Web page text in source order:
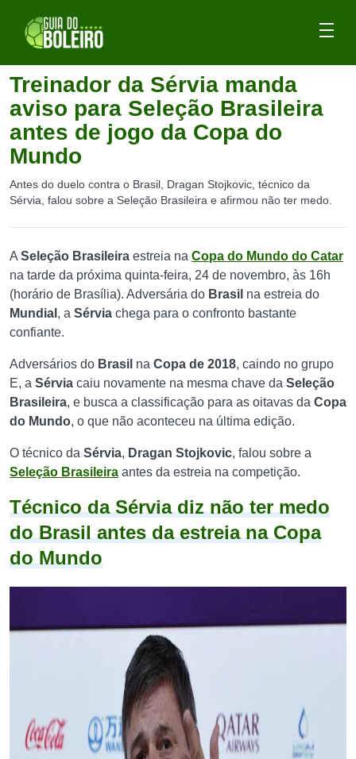
Treinador da Sérvia manda
aviso para Seleção Brasileira
antes de jogo da Copa do
Mundo
Antes do duelo contra o Brasil, Dragan Stojkovic, técnico da
Sérvia, falou sobre a Seleção Brasileira e afirmou não ter medo.
A Seleção Brasileira estreia na Copa do Mundo do Catar
na tarde da próxima quinta-feira, 24 de novembro, às 16h
(horário de Brasília). Adversária do Brasil na estreia do
Mundial , a Sérvia chega para o confronto bastante
confiante.
Adversários do Brasil na Copa de 2018, caindo no grupo
E, a Sérvia caiu novamente na mesma chave da Seleção
Brasileira, e busca a classificação para as oitavas da Copa
do Mundo, o que não aconteceu na última edição.
O técnico da Sérvia, Dragan Stojkovic, falou sobre a
Seleção Brasileira antes da estreia na competição.
Técnico da Sérvia diz não ter medo
do Brasil antes da estreia na Copa
do Mundo